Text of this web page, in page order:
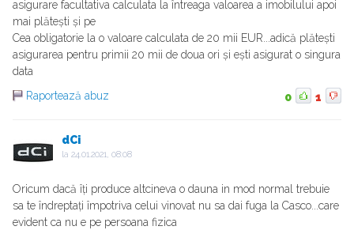
asigurare facultativa calculata la întreaga valoarea a imobilului apoi
mai plătești și pe
Cea obligatorie la o valoare calculata de 20 mii EUR...adică plătești
asigurarea pentru primii 20 mii de doua ori și ești asigurat o singura
data
Raportează abuz
0 1
dCi
la 24.01.2021, 08:08
Oricum dacă îți produce altcineva o dauna in mod normal trebuie
sa te îndreptați împotriva celui vinovat nu sa dai fuga la Casco...care
evident ca nu e pe persoana fizica